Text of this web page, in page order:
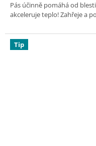
Pás účinně pomáhá od
akceleruje teplo! Zahřeje a
Tip